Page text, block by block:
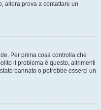
allora prova a contattare un
Per prima cosa controlla che
il problema è questo, altrimenti
bannato o potrebbe esserci un